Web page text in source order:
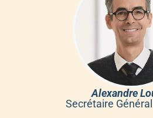
Alexandre
Secrétaire Général